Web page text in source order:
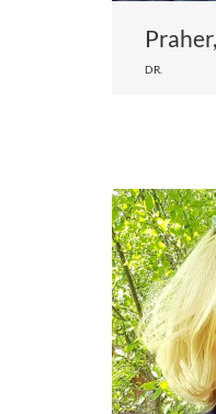
DR.